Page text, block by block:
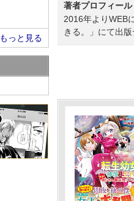
著者プロフィール
2016年よりWEB
きる。」にて出
もっと見る